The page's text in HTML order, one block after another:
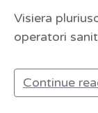
Visiera
operatori
Continue